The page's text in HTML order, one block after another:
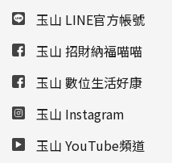
玉山 LINE官方帳號
玉山 招財納福喵喵
玉山 數位生活好康
玉山 Instagram
玉山 YouTube頻道